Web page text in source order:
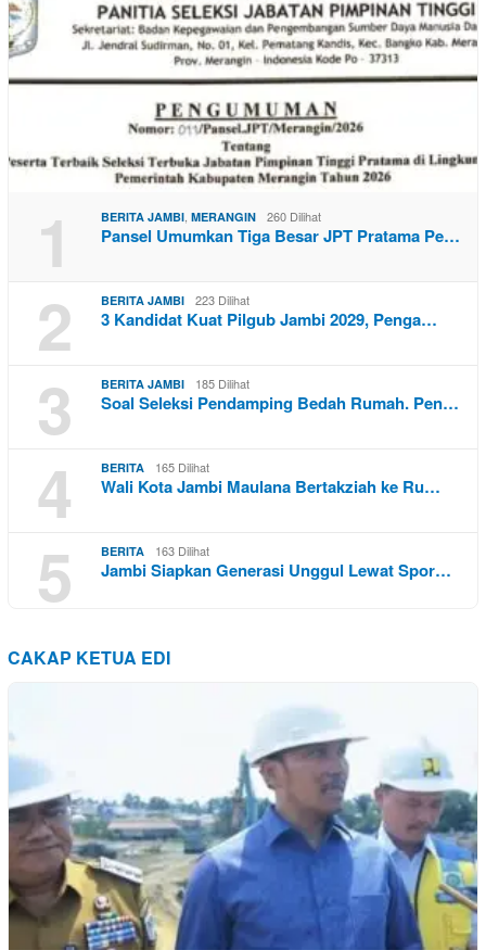
1 BERITA JAMBI, MERANGIN 260 Dilihat
Pansel Umumkan Tiga Besar JPT Pratama Pe…
2 BERITA JAMBI 223 Dilihat
3 Kandidat Kuat Pilgub Jambi 2029, Penga…
3 BERITA JAMBI 185 Dilihat
Soal Seleksi Pendamping Bedah Rumah. Pen…
4 BERITA 165 Dilihat
Wali Kota Jambi Maulana Bertakziah ke Ru…
5 BERITA 163 Dilihat
Jambi Siapkan Generasi Unggul Lewat Spor…
CAKAP KETUA EDI